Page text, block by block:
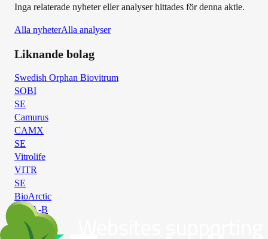
Inga relaterade nyheter eller analyser hittades för denna aktie.
Alla nyheterAlla analyser
Liknande bolag
Swedish Orphan Biovitrum
SOBI
SE
Camurus
CAMX
SE
Vitrolife
VITR
SE
BioArctic
BIOA-B
SE
Biotage